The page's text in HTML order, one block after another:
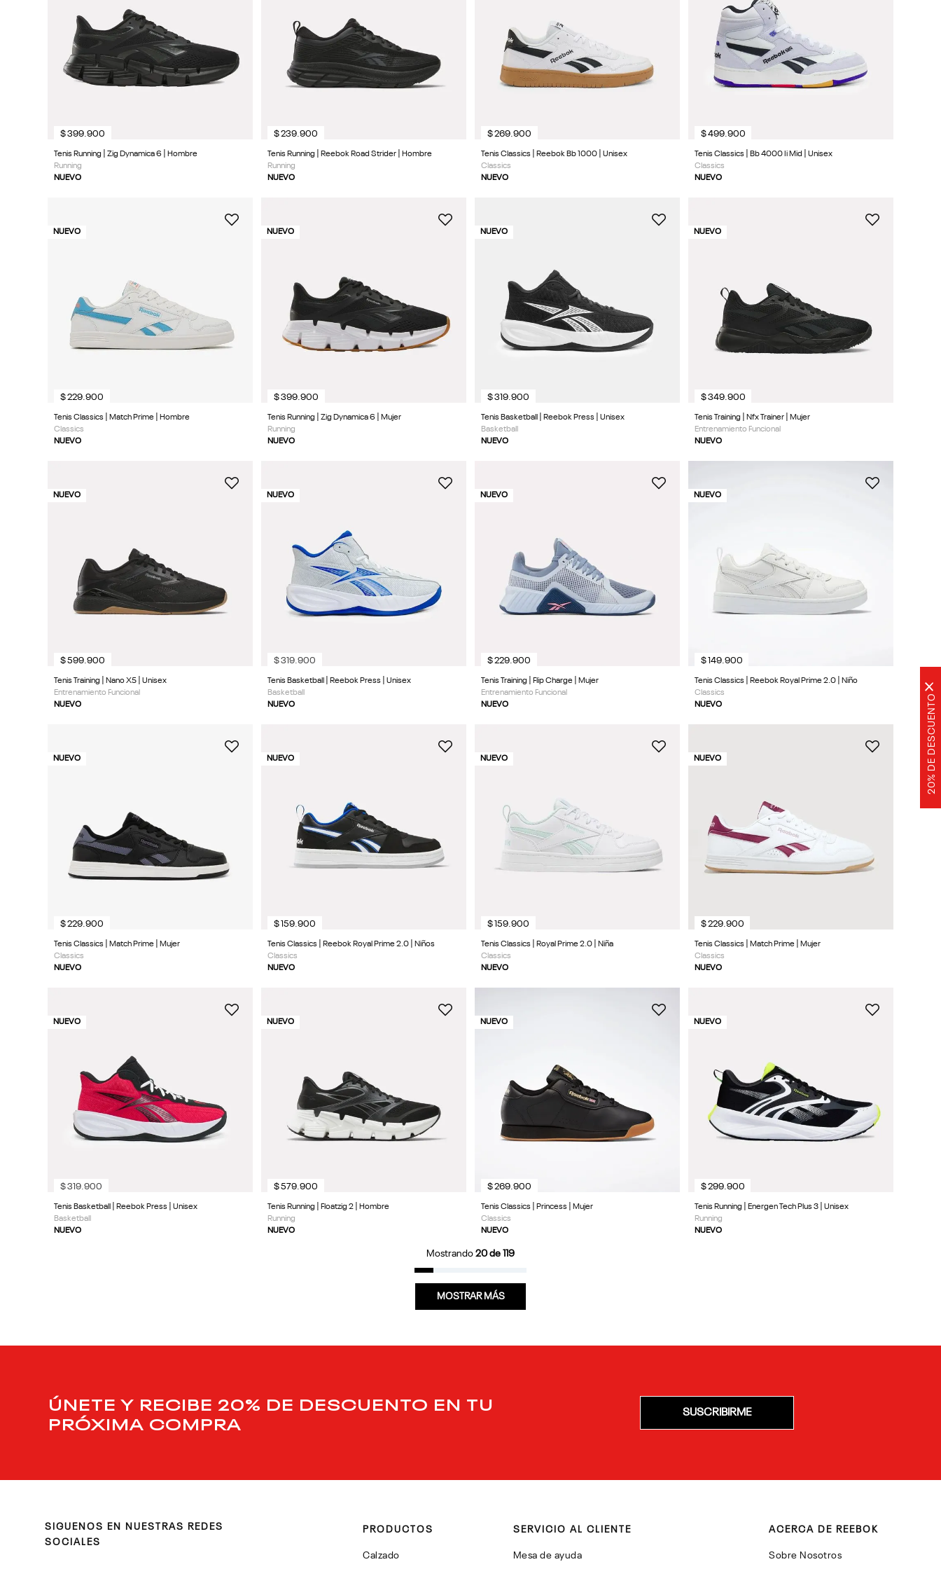
20% DE DESCUENTO
×
Tenis Running | Zig Dynamica 6 | Hombre
Running
NUEVO
$399.900
Tenis Running | Reebok Road Strider | Hombre
Running
NUEVO
$239.900
Tenis Classics | Reebok Bb 1000 | Unisex
Classics
NUEVO
$269.900
Tenis Classics | Bb 4000 Ii Mid | Unisex
Classics
NUEVO
$499.900
NUEVO
Tenis Classics | Match Prime | Hombre
Classics
NUEVO
$229.900
NUEVO
Tenis Running | Zig Dynamica 6 | Mujer
Running
NUEVO
$399.900
NUEVO
Tenis Basketball | Reebok Press | Unisex
Basketball
NUEVO
$319.900
NUEVO
Tenis Training | Nfx Trainer | Mujer
Entrenamiento Funcional
NUEVO
$349.900
NUEVO
Tenis Training | Nano X5 | Unisex
Entrenamiento Funcional
NUEVO
$599.900
NUEVO
Tenis Basketball | Reebok Press | Unisex
Basketball
NUEVO
$319.900
NUEVO
Tenis Training | Flip Charge | Mujer
Entrenamiento Funcional
NUEVO
$229.900
NUEVO
Tenis Classics | Reebok Royal Prime 2.0 | Niño
Classics
NUEVO
$149.900
NUEVO
Tenis Classics | Match Prime | Mujer
Classics
NUEVO
$229 900
NUEVO
Tenis Classics | Reebok Royal Prime 2.0 | Niños
Classics
NUEVO
$159. 900
NUEVO
Tenis Classics | Royal Prime 2.0 | Niña
Classics
NUEVO
$159. 900
NUEVO
Tenis Classics | Match Prime | Mujer
Classics
NUEVO
$229. 900
NUEVO
Tenis Basketball | Reebok Press | Unisex
Basketball
NUEVO
$319.900
NUEVO
Tenis Running | Floatzig 2 | Hombre
Running
NUEVO
$579.900
NUEVO
Tenis Classics | Princess | Mujer
Classics
NUEVO
$269.900
NUEVO
Tenis Running | Energen Tech Plus 3 | Unisex
Running
NUEVO
$299.900
Mostrando 20 de 119
MOSTRAR MÁS
ÚNETE Y RECIBE 20% DE DESCUENTO EN TU
PRÓXIMA COMPRA
SUSCRIBIRME
SIGUENOS EN NUESTRAS REDES
SOCIALES
PRODUCTOS
Calzado
SERVICIO AL CLIENTE
Mesa de ayuda
ACERCA DE REEBOK
Sobre Nosotros
10